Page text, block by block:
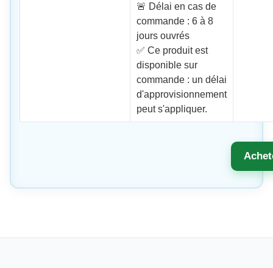
🚨 Délai en cas de
commande : 6 à 8
jours ouvrés
✅ Ce produit est
disponible sur
commande : un délai
d'approvisionnement
peut s'appliquer.